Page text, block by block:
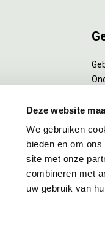
Deze website
We gebruiken
bieden en om
site met onze
combineren met
uw gebruik van